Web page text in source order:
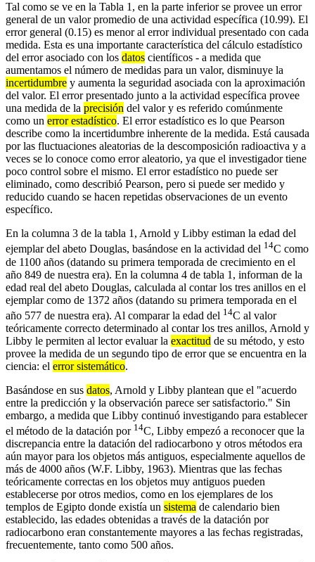
Tal como se ve en la Tabla 1, en la parte inferior se provee un error
general de un valor promedio de una actividad específica (10.99). El
error general (0.15) es menor al error individual presentado con cada
medida. Esta es una importante característica del cálculo estadístico
del error asociado con los datos científicos - a medida que
aumentamos el número de medidas para un valor, disminuye la
incertidumbre y aumenta la seguridad asociada con la aproximación
del valor. El error presentado junto a la actividad específica provee
una medida de la precisión del valor y es referido comúnmente
como un error estadístico. El error estadístico es lo que Pearson
describe como la incertidumbre inherente de la medida. Está causada
por las fluctuaciones aleatorias de la descomposición radioactiva y a
veces se lo conoce como error aleatorio, ya que el investigador tiene
poco control sobre el mismo. El error estadístico no puede ser
eliminado, como describió Pearson, pero si puede ser medido y
reducido cuando se hacen repetidas observaciones de un evento
específico.
En la columna 3 de la tabla 1, Arnold y Libby estiman la edad del
ejemplar del abeto Douglas, basándose en la actividad del 14C como
de 1100 años (datando su primera temporada de crecimiento en el
año 849 de nuestra era). En la columna 4 de tabla 1, informan de la
edad real del abeto Douglas, calculada al contar los tres anillos en el
ejemplar como de 1372 años (datando su primera temporada en el
año 577 de nuestra era). Al comparar la edad del 14C al valor
teóricamente correcto determinado al contar los tres anillos, Arnold y
Libby le permiten al lector evaluar la exactitud de su método, y esto
provee la medida de un segundo tipo de error que se encuentra en la
ciencia: el error sistemático.
Basándose en sus datos, Arnold y Libby plantean que el "acuerdo
entre la predicción y la observación parece ser satisfactorio." Sin
embargo, a medida que Libby continuó investigando para establecer
el método de la datación por 14C, Libby empezó a reconocer que la
discrepancia entre la datación del radiocarbono y otros métodos era
aún mayor para los objetos más antiguos, especialmente aquellos de
más de 4000 años (W.F. Libby, 1963). Mientras que las fechas
teóricamente correctas en los objetos muy antiguos pueden
establecerse por otros medios, como en los ejemplares de los
templos de Egipto donde existía un sistema de calendario bien
establecido, las edades obtenidas a través de la datación por
radiocarbono eran constantemente mayores a las fechas registradas,
frecuentemente, tanto como 500 años.